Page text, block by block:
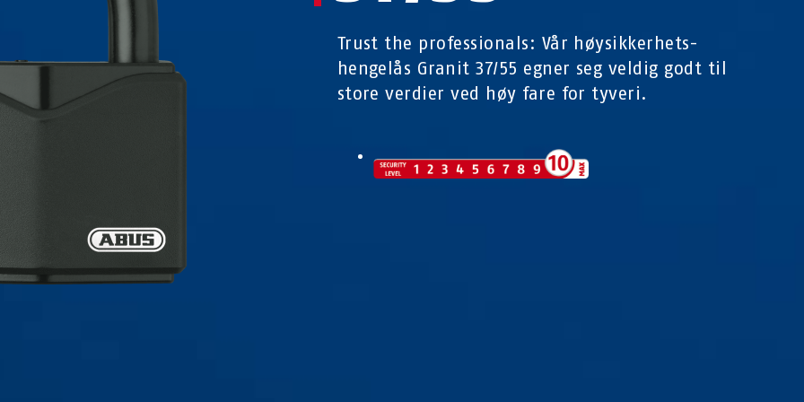
Trust the professionals: Vår høysikkerhets-
hengelås Granit 37/55 egner seg veldig godt til
store verdier ved høy fare for tyveri.